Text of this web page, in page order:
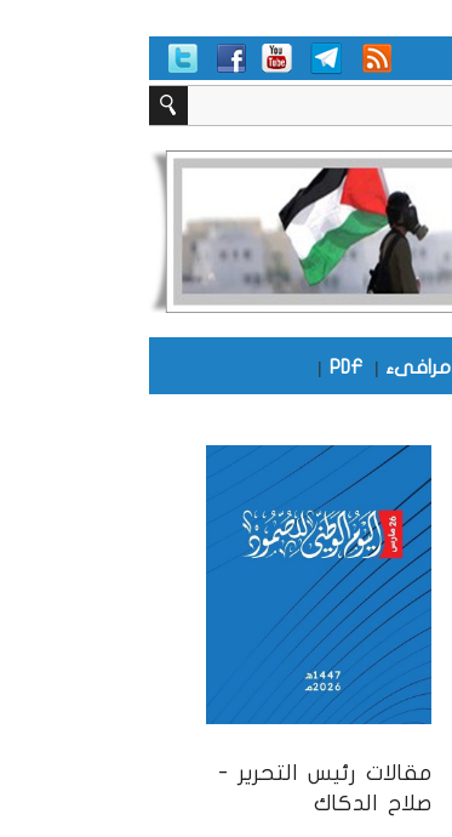
مرافىء |
PDF
|
مقالات رئيس التحرير -
صلاح الدكاك